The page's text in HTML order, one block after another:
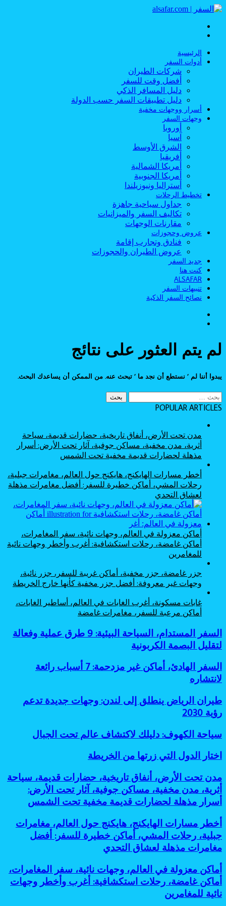
الرئيسية
أدوات السفر
شركات الطيران
أفضل وقت للسفر
دليل المسافر الذكي
دليل تطبيقات السفر حسب الدولة
أسرار ووجهات مخفية
وجهات السفر
أوروبا
آسيا
الشرق الأوسط
أفريقيا
أمريكا الشمالية
أمريكا الجنوبية
أستراليا ونيوزيلندا
تخطيط الرحلات
جداول سياحية جاهزة
تكاليف السفر والميزانيات
مقارنات الوجهات
عروض وحجوزات
فنادق وتجارب إقامة
عروض الطيران والحجوزات
جديد السفر
كنت هنا
ALSAFAR
تنبيهات السفر
نصائح السفر الذكية
لم يتم العثور على نتائج
يبدوا أننا لم ’ نستطع أن نجد ما ’ تبحث عنه. من الممكن أن يساعدك البحث.
البحث
عن:
POPULAR ARTICLES
مدن تحت الأرض، أنفاق تاريخية، حضارات قديمة، سياحة
أثرية، مدن مخفية، مساكن جوفية، آثار تحت الأرض: أسرار
مذهلة لحضارات قديمة مخفية تحت الشمس
أخطر مسارات الهايكنج، هايكنج حول العالم، مغامرات جبلية،
رحلات المشي، أماكن خطيرة للسفر: أفضل مغامرات مذهلة
لعشاق التحدي
أماكن معزولة في العالم، وجهات نائية، سفر المغامرات،
أماكن غامضة، رحلات استكشافية: أغرب وأخطر وجهات نائية
للمغامرين
جزر غامضة، جزر مخفية، أماكن غريبة للسفر، جزر نائية،
وجهات غير معروفة: أفضل جزر مخفية كأنها خارج الخريطة
غابات مسكونة، أغرب الغابات في العالم، أساطير الغابات،
أماكن مرعبة للسفر، مغامرات غامضة
السفر
المستدام،
السياحة
البيئية:
9
طرق
وفعالة
لتقليل
البصمة
السفر المستدام، السياحة البيئية: 9 طرق عملية وفعالة
لتقليل البصمة الكربونية
السفر
الهادئ،
أماكن
مزدحمة:
7
رائعة
لانتشاره
السفر الهادئ، أماكن غير مزدحمة: 7 أسباب رائعة
لانتشاره
طيران
الرياض
ينطلق
لندن:
جديدة
رؤية
2030
طيران الرياض ينطلق إلى لندن: وجهات جديدة تدعم
رؤية 2030
سياحة
الكهوف:
دليلك
لاكتشاف
تحت
الجبال
سياحة الكهوف: دليلك لاكتشاف عالم تحت الجبال
اختار
الدول
زرتها
من
الخريطة
اختار الدول التي زرتها من الخريطة
مدن
تحت
الأرض،
أنفاق
حضارات
قديمة،
سياحة
أثرية،
مدن
مخفية،
مساكن
جوفية،
آثار
مدن تحت الأرض، أنفاق تاريخية، حضارات قديمة، سياحة
أثرية، مدن مخفية، مساكن جوفية، آثار تحت الأرض:
أسرار مذهلة لحضارات قديمة مخفية تحت الشمس
أخطر
مسارات
الهايكنج،
هايكنج
العالم،
مغامرات
جبلية،
رحلات
أخطر مسارات الهايكنج، هايكنج حول العالم، مغامرات
جبلية، رحلات المشي، أماكن خطيرة للسفر: أفضل
مغامرات مذهلة لعشاق التحدي
أماكن
معزولة
في
العالم،
أماكن معزولة في العالم، وجهات نائية، سفر المغامرات،
أماكن غامضة، رحلات استكشافية: أغرب وأخطر وجهات
نائية للمغامرين